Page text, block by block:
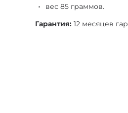
вес 85 граммов.
Гарантия: 12 месяцев